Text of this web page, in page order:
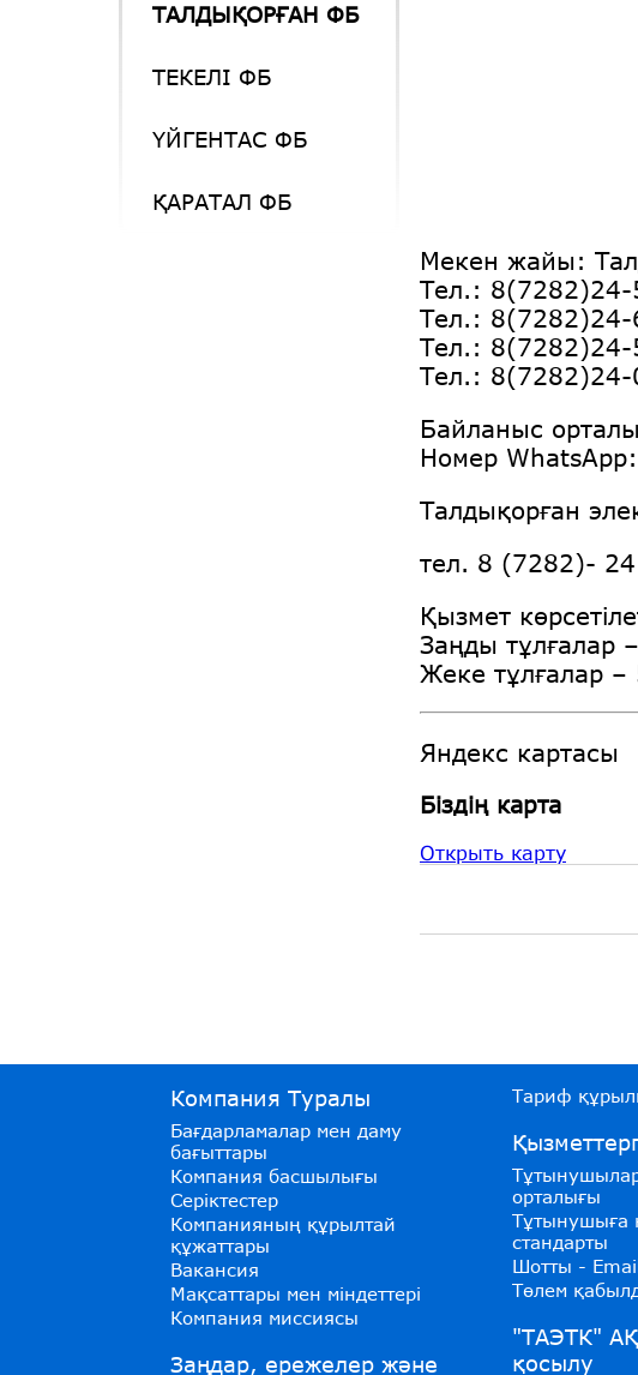
ТАЛДЫҚОРҒАН ФБ
ТЕКЕЛІ ФБ
ҮЙГЕНТАС ФБ
ҚАРАТАЛ ФБ
Мекен жайы:
Тел.: 8(7282)24-
Тел.: 8(7282)24-
Тел.: 8(7282)24-
Тел.: 8(7282)24-
Байланыс
Номер WhatsApp:
Талдықорған
тел. 8 (7282)-
Қызмет
Заңды тұлғалар
Жеке тұлғалар –
Яндекс картасы
Біздің карта
Открыть карту
Компания Туралы
Бағдарламалар мен даму
бағыттары
Компания басшылығы
Серіктестер
Компанияның құрылтай
құжаттары
Вакансия
Мақсаттары мен міндеттері
Компания миссиясы
Заңдар, ережелер және
Тариф
орталығы
Тұтынушыға
стандарты
Шотты -
Төлем
"ТАЭТК" АҚ
қосылу